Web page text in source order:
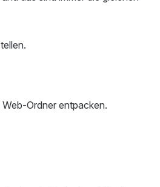
Ordner entpacken.